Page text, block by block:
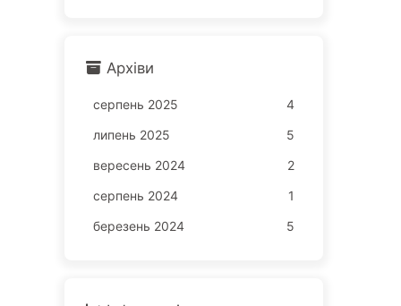
Архіви
серпень 2025
4
липень 2025
5
вересень 2024
2
серпень 2024
1
березень 2024
5